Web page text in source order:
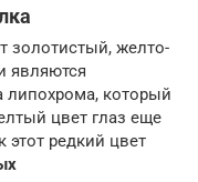
золотистый, желто-
являются
липохрома, который
цвет глаз еще
этот редкий цвет